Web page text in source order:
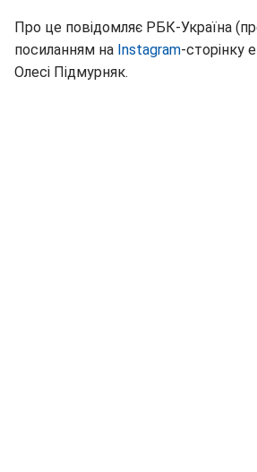
Про це повідомляє РБК-Україна
посиланням на Instagram-сторінку
Олесі Підмурняк.